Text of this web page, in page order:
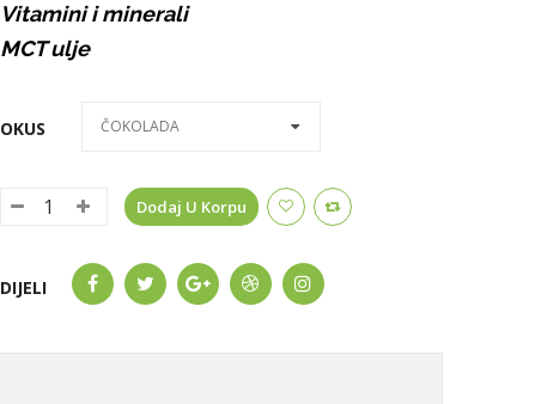
Vitamini i minerali
MCT ulje
OKUS ČOKOLADA
Dodaj U Korpu
DIJELI